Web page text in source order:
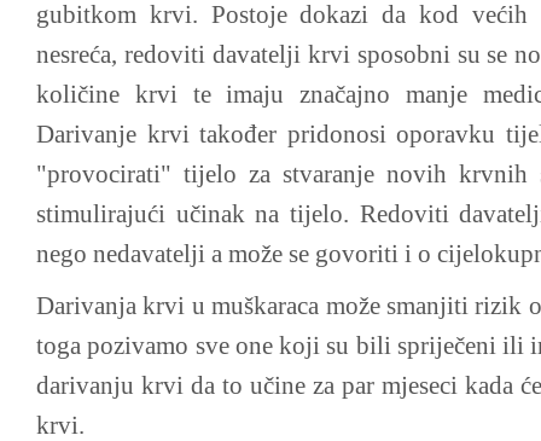
gubitkom krvi. Postoje dokazi da kod
nesreća, redoviti davatelji krvi sposobni su se
količine krvi te imaju značajno manje
Darivanje krvi također pridonosi oporavku
"provocirati" tijelo za stvaranje novih krvnih
stimulirajući učinak na tijelo. Redoviti
nego nedavatelji a može se govoriti i o
Darivanja krvi u muškaraca može smanjiti rizik
toga pozivamo sve one koji su bili spriječeni ili
darivanju krvi da to učine za par mjeseci kada
krvi.